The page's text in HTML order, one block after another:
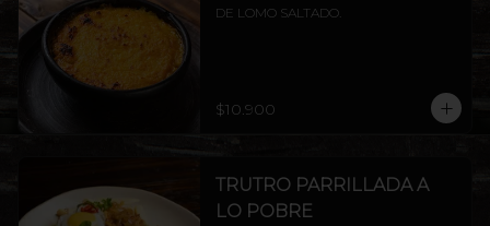
DE LOMO SALTADO.
$10.900
TRUTRO PARRILLADA A
LO POBRE